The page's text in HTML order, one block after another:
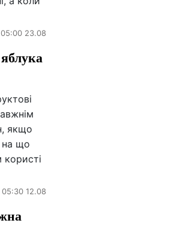
05:00 23.08
якщо
на що
05:30 12.08